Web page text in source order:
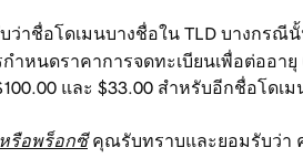
าชื่อโดเมนบางชื่อใน TLD บางกรณี
หนดราคาการจดทะเบียนเพื่อต่ออา
และ $33.00 สำหรับอีกชื่อโดเม
รือพร็อกซีคุณรับทราบและยอมรับว่า